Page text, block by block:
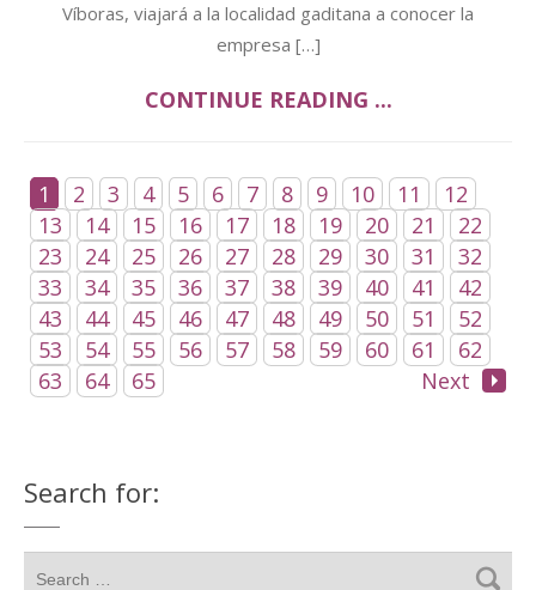
Víboras, viajará a la localidad gaditana a conocer la
empresa […]
CONTINUE READING ...
1 2 3 4 5 6 7 8 9 10 11
12
13
14 15 16 17 18 19 20 21
22
23
24 25 26 27 28 29 30 31
32
33
34 35 36 37 38 39 40 41
42
43
44 45 46 47 48 49 50 51
52
53
54 55 56 57 58 59 60 61
62
63
64 65 Next
Search for: